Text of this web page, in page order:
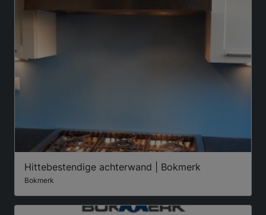
Hittebestendige achterwand | Bokmerk
Bokmerk